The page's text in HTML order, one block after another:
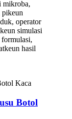
mikroba,
pikeun
operator
simulasi
hasil
Botol